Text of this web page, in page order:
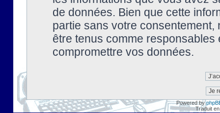
de données. Bien que cette
partie sans votre
être tenus comme
compromettre vos données.
Powered by
Traduit